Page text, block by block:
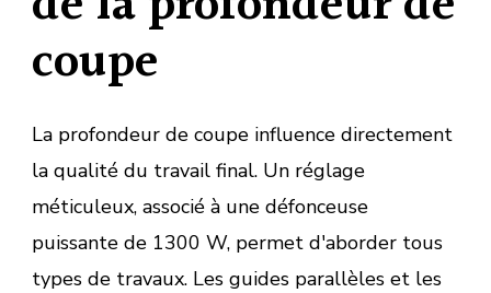
coupe
La profondeur de coupe influence directement
la qualité du travail final. Un réglage
méticuleux, associé à une défonceuse
puissante de 1300 W, permet d'aborder tous
types de travaux. Les guides parallèles et les